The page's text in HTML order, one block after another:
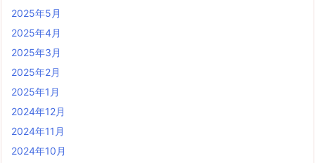
2025年5月
2025年4月
2025年3月
2025年2月
2025年1月
2024年12月
2024年11月
2024年10月